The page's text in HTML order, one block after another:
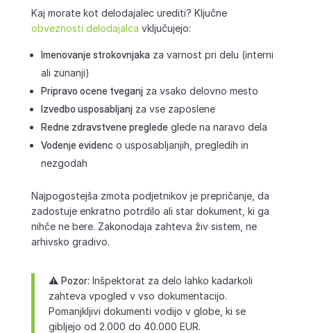
Kaj morate kot delodajalec urediti? Ključne
obveznosti delodajalca vključujejo:
Imenovanje strokovnjakaza varnost pri delu (interni
ali zunanji)
Pripravo ocene tveganjza vsako delovno mesto
Izvedbo usposabljanjza vse zaposlene
Redne zdravstvene pregledeglede na naravo dela
Vodenje evidenco usposabljanjih, pregledih in
nezgodah
Najpogostejša zmota podjetnikov je prepričanje, da
zadostuje enkratno potrdilo ali star dokument, ki ga
nihče ne bere. Zakonodaja zahteva živ sistem, ne
arhivsko gradivo.
⚠️ Pozor: Inšpektorat za delo lahko kadarkoli
zahteva vpogled v vso dokumentacijo.
Pomanjkljivi dokumenti vodijo v globe, ki se
gibljejo od 2.000 do 40.000 EUR.